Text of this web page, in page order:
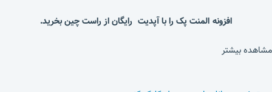
افزونه المنت پک را با آپدیت رایگان از راست چین بخرید.
مشاهده بیشتر